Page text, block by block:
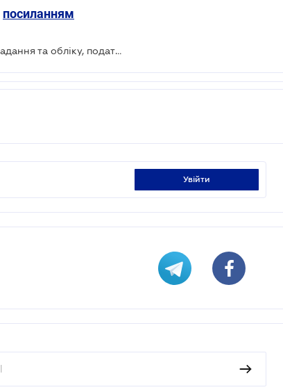
посиланням
Вебінар: "ІТ-послуги 2025: особливості надання та обліку, податкові ризики та правила"
увійти